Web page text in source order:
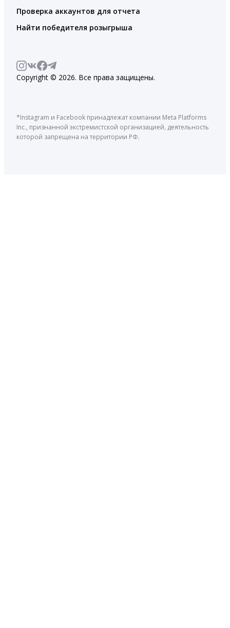
Проверка аккаунтов для отчета
Найти победителя розыгрыша
Copyright © 2026. Все права защищены.
*Instagram и Facebook принадлежат компании Meta Platforms
Inc., признанной экстремистской организацией, деятельность
которой запрещена на территории РФ.